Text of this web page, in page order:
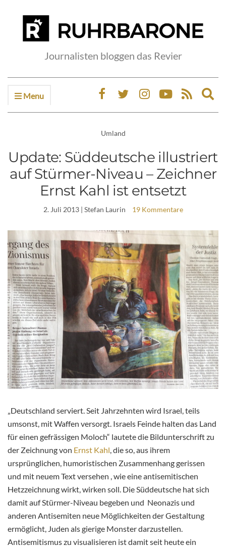
Journalisten bloggen das Revier
Menu
Umland
Update: Süddeutsche illustriert
auf Stürmer-Niveau – Zeichner
Ernst Kahl ist entsetzt
2. Juli 2013| Stefan Laurin 19 Kommentare
„Deutschland serviert. Seit Jahrzehnten wird Israel, teils
umsonst, mit Waffen versorgt. Israels Feinde halten das Land
für einen gefrässigen Moloch“ lautete die Bildunterschrift zu
der Zeichnung von Ernst Kahl , die so, aus ihrem
ursprünglichen, humoristischen Zusammenhang gerissen
und mit neuem Text versehen , wie eineantisemitischen
Hetzzeichnung wirkt, wirken soll. Die Süddeutsche hat sich
damit auf Stürmer-Niveau begeben und Neonazis und
anderen Antisemiten neue Möglichkeiten der Gestaltung
ermöglicht, Juden als gierige Monster darzustellen.
Antisemitismus zu visualisieren ist damit seit heute ein